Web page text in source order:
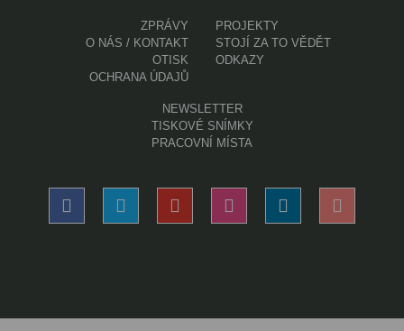
ZPRÁVY
O NÁS / KONTAKT
OTISK
OCHRANA ÚDAJŮ
PROJEKTY
STOJÍ ZA TO VĚDĚT
ODKAZY
NEWSLETTER
TISKOVÉ SNÍMKY
PRACOVNÍ MÍSTA